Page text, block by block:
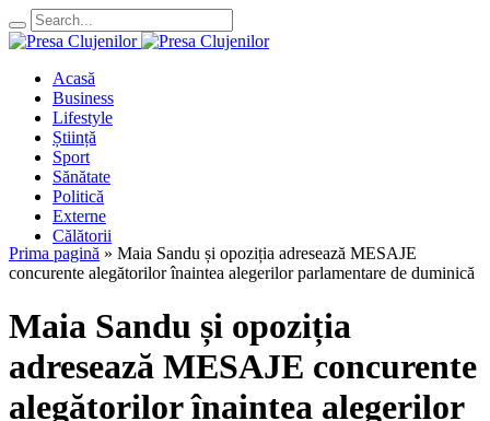
Acasă
Business
Lifestyle
Știință
Sport
Sănătate
Politică
Externe
Călătorii
Prima pagină » Maia Sandu și opoziția adresează MESAJE
concurente alegătorilor înaintea alegerilor parlamentare de duminică
Maia Sandu și opoziția
adresează MESAJE concurente
alegătorilor înaintea alegerilor